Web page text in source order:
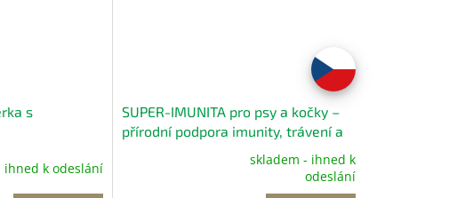
s
ihned k odeslání
SUPER-IMUNITA pro psy a kočky –
přírodní podpora imunity, trávení a
skladem - ihned k
odeslání